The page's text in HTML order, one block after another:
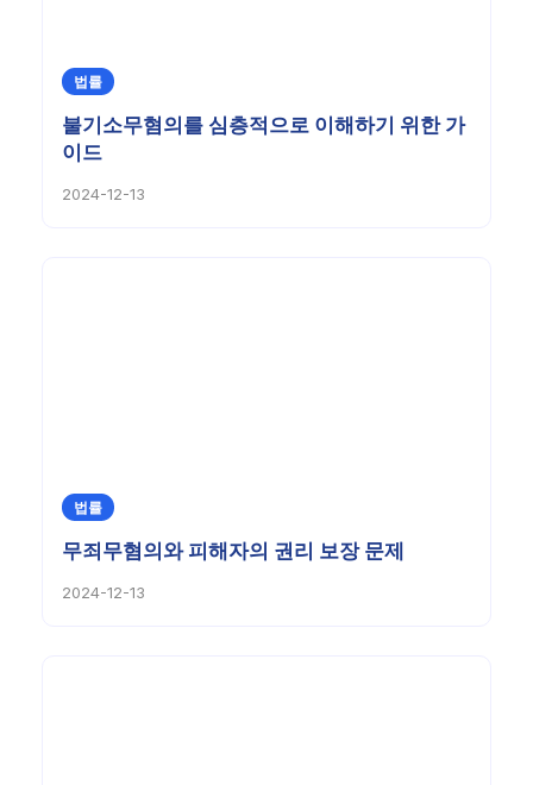
법률
불기소무혐의를 심층적으로 이해하기 위한 가
이드
2024-12-13
법률
무죄무혐의와 피해자의 권리 보장 문제
2024-12-13